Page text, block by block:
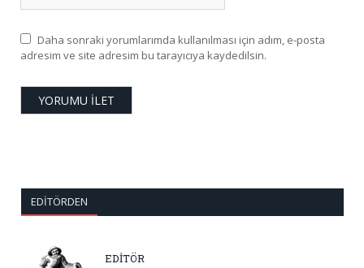
Daha sonraki yorumlarımda kullanılması için adım, e-posta
adresim ve site adresim bu tarayıcıya kaydedilsin.
EDITÖRDEN
EDİTÖR